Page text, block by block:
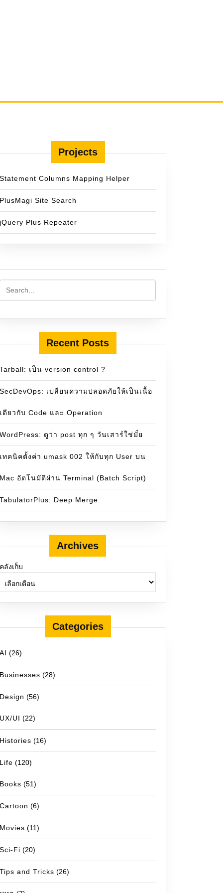
Projects
Statement Columns Mapping Helper
PlusMagi Site Search
jQuery Plus Repeater
Recent Posts
Tarball: เป็น version control ?
SecDevOps: เปลี่ยนความปลอดภัยให้เป็นเนื้อ
เดียวกับ Code และ Operation
WordPress: ดูว่า post ทุก ๆ วันเสาร์ใช่มั๋ย
เทคนิคตั้งค่า umask 002 ให้กับทุก User บน
Mac อัตโนมัติผ่าน Terminal (Batch Script)
TabulatorPlus: Deep Merge
Archives
คลังเก็บ
Categories
AI (26)
Businesses (28)
Design (56)
UX/UI (22)
Histories (16)
Life (120)
Books (51)
Cartoon (6)
Movies (11)
Sci-Fi (20)
Tips and Tricks (26)